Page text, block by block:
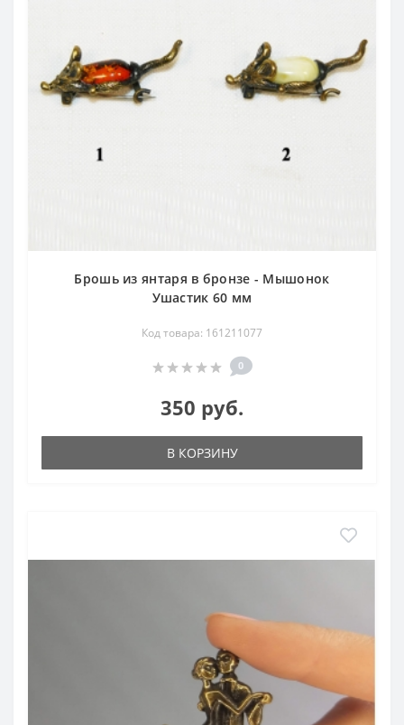
Брошь из янтаря в бронзе - Мышонок
Ушастик 60 мм
Код товара: 161211077
0
350 руб.
В КОРЗИНУ